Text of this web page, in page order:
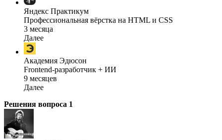
Яндекс Практикум
Профессиональная вёрстка на HTML и CSS
3 месяца
Далее
Академия Эдюсон
Frontend-разработчик + ИИ
9 месяцев
Далее
Решения вопроса 1